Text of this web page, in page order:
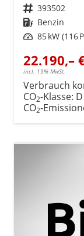
Fahrzeugnr. 393502
Kraftstoff Benzin
Leistung 85 kW (116
22.190,–
incl. 19% MwSt.
Verbrauch
CO2-Klasse: D
CO2-